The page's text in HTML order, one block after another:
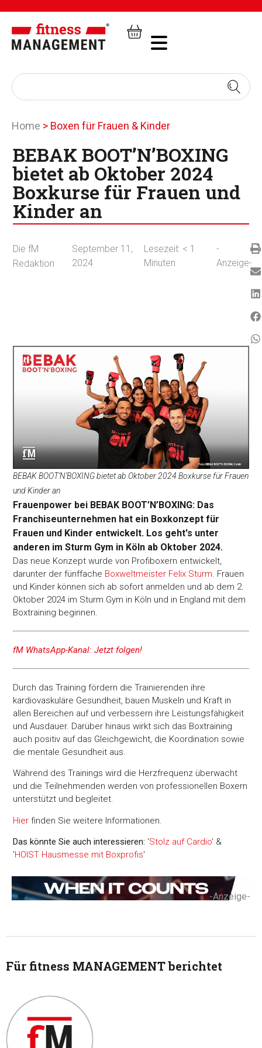
Home > Boxen für Frauen & Kinder
BEBAK BOOT’N’BOXING
bietet ab Oktober 2024
Boxkurse für Frauen und
Kinder an
Die fM
Redaktion
September 11,
2024
Lesezeit: < 1
Minuten
-
Anzeige-
BEBAK BOOT’N’BOXING bietet ab Oktober 2024 Boxkurse für Frauen
und Kinder an
Frauenpower bei BEBAK BOOT’N’BOXING: Das
Franchiseunternehmen hat ein Boxkonzept für
Frauen und Kinder entwickelt. Los geht's unter
anderen im Sturm Gym in Köln ab Oktober 2024.
Das neue Konzept wurde von Profiboxern entwickelt,
darunter der fünffache Boxweltmeister Felix Sturm. Frauen
und Kinder können sich ab sofort anmelden und ab dem 2.
Oktober 2024 im Sturm Gym in Köln und in England mit dem
Boxtraining beginnen.
fM WhatsApp-Kanal: Jetzt folgen!
Durch das Training fördern die Trainierenden ihre
kardiovaskuläre Gesundheit, bauen Muskeln und Kraft in
allen Bereichen auf und verbessern ihre Leistungsfähigkeit
und Ausdauer. Darüber hinaus wirkt sich das Boxtraining
auch positiv auf das Gleichgewicht, die Koordination sowie
die mentale Gesundheit aus.
Während des Trainings wird die Herzfrequenz überwacht
und die Teilnehmenden werden von professionellen Boxern
unterstützt und begleitet.
Hier finden Sie weitere Informationen.
Das könnte Sie auch interessieren: 'Stolz auf Cardio' &
'HOIST Hausmesse mit Boxprofis'
-Anzeige-
Für fitness MANAGEMENT berichtet